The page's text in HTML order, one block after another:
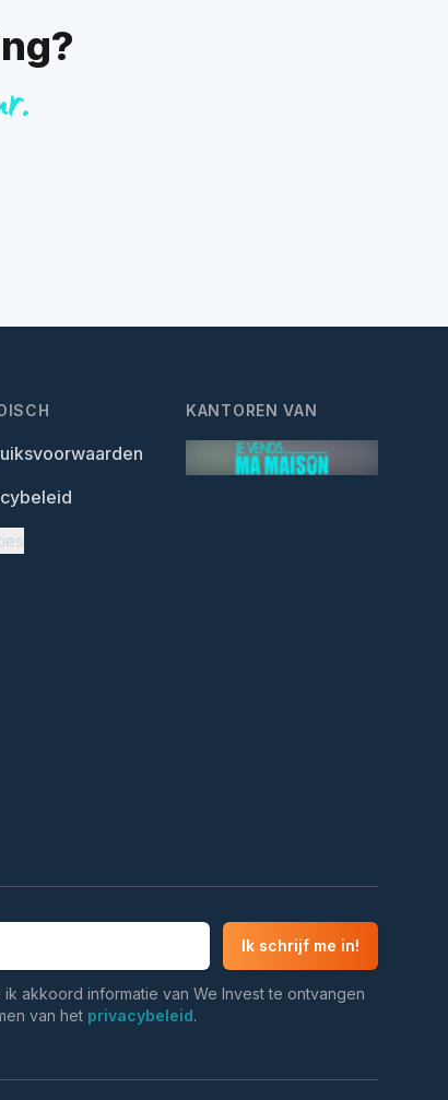
KANTOREN VAN
Ik schrijf me in!
akkoord informatie van We Invest te ontvangen
van het privacybeleid.